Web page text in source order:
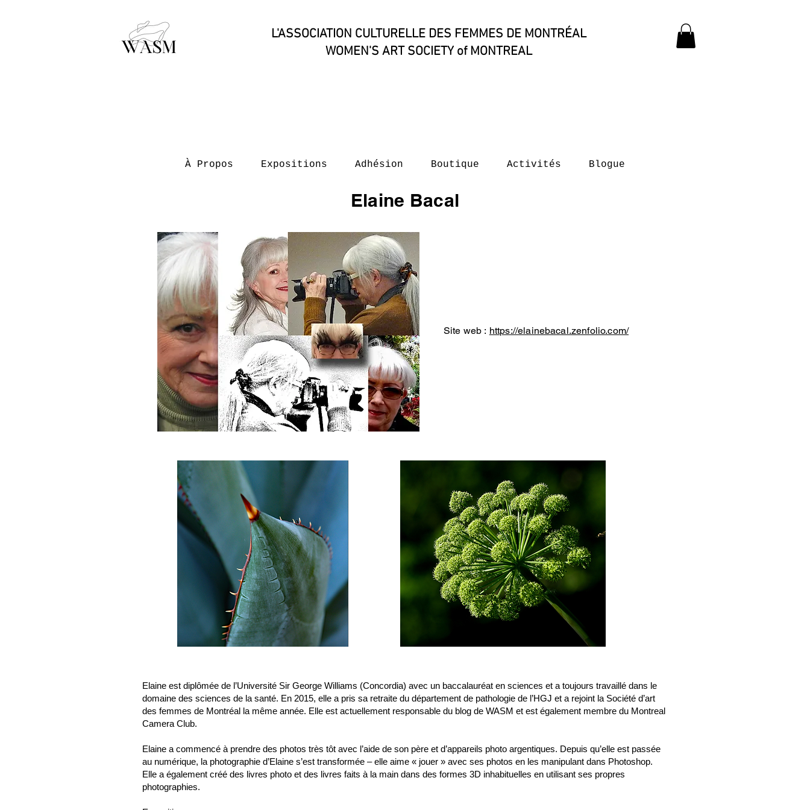
L'ASSOCIATION CULTURELLE DES FEMMES DE MONTRÉAL
WOMEN'S ART SOCIETY of MONTREAL​
À Propos Expositions Adhésion Boutique Activités Blogue
Elaine Bacal
Site web : https://elainebacal.zenfolio.com/
​Elaine est diplômée de l’Université Sir George Williams (Concordia) avec un baccalauréat en sciences et a toujours travaillé dans le
domaine des sciences de la santé. En 2015, elle a pris sa retraite du département de pathologie de l’HGJ et a rejoint la Société d’art
des femmes de Montréal la même année. Elle est actuellement responsable du blog de WASM et est également membre du Montreal
Camera Club.
Elaine a commencé à prendre des photos très tôt avec l’aide de son père et d’appareils photo argentiques. Depuis qu’elle est passée
au numérique, la photographie d’Elaine s’est transformée – elle aime « jouer » avec ses photos en les manipulant dans Photoshop.
Elle a également créé des livres photo et des livres faits à la main dans des formes 3D inhabituelles en utilisant ses propres
photographies.